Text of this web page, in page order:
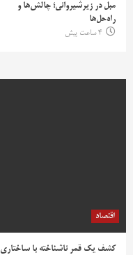
مبل در زیرشیروانی؛ چالش‌ها و
راه‌حل‌ها
4 ساعت پیش
اقتصاد
کشف یک قمر ناشناخته با ساختاری